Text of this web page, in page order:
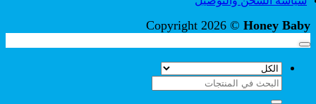
Copyright 2026 © Honey Baby
البحث